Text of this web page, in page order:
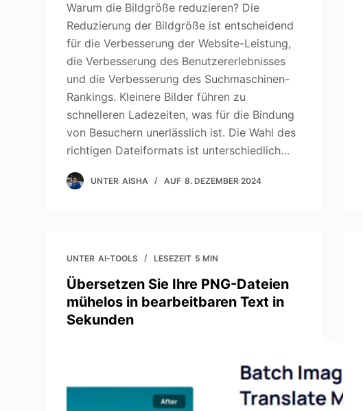
Warum die Bildgröße reduzieren? Die
Reduzierung der Bildgröße ist entscheidend
für die Verbesserung der Website-Leistung,
die Verbesserung des Benutzererlebnisses
und die Verbesserung des Suchmaschinen-
Rankings. Kleinere Bilder führen zu
schnelleren Ladezeiten, was für die Bindung
von Besuchern unerlässlich ist. Die Wahl des
richtigen Dateiformats ist unterschiedlich…
UNTER AISHA AUF 8. DEZEMBER 2024
UNTER AI-TOOLS LESEZEIT 5 MIN
Übersetzen Sie Ihre PNG-Dateien
mühelos in bearbeitbaren Text in
Sekunden